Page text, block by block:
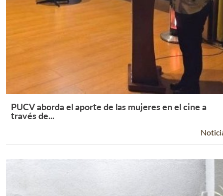
Leer Más +
PUCV aborda el aporte de las mujeres en el cine a
través de...